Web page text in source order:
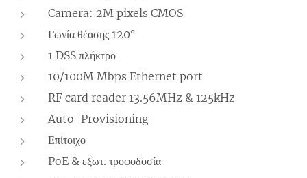
Camera: 2M pixels CMOS
Γωνία θέασης 120°
1 DSS πλήκτρο
10/100M Mbps Ethernet port
RF card reader 13.56MHz & 125kHz
Auto-Provisioning
Επίτοιχο
PoE & εξωτ. τροφοδοσία